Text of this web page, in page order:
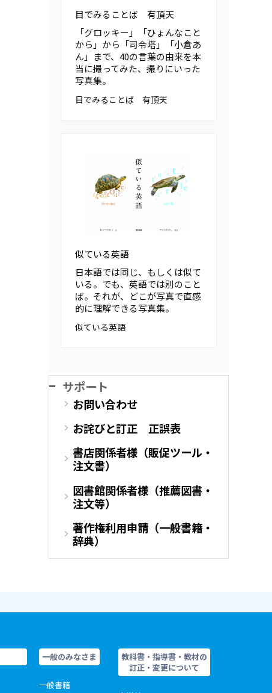
目でみることば 有頂天
「グロッキー」「ひょんなこと
から」から「司令塔」「小倉あ
ん」まで、40の言葉の由来を本
当に撮ってみた、撮りにいった
写真集。
目でみることば 有頂天
似ている英語
日本語では同じ、もしくは似て
いる。でも、英語では別のこと
ば。それが、どこが写真で直感
的に理解できる写真集。
似ている英語
サポート
お問い合わせ
お詫びと訂正 正誤表
書店関係者様（販促ツール・
注文書）
図書館関係者様（推薦図書・
注文等）
著作権利用申請（一般書籍・
辞典）
一般のみなさま
一般書籍
教科書・指導書・教材の
訂正・変更について